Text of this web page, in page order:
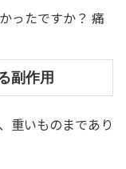
副作用
重いものまであり